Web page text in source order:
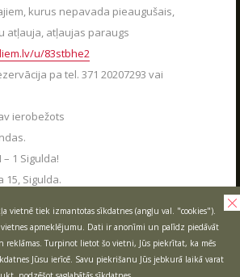
kurus nepavada pieaugušais,
atļauja, atļaujas paraugs
u/83stbhe2
pa tel. 371 20207293 vai
ierobežots
– 1 Sigulda!
15, Sigulda.
AIZVĒRT
LV RU EN
RĪKOJAM PASĀKUMUS ARĪ ZIEMĀ!
atpūtas parks strādā visu
vietnē tiek izmantotas sīkdatnes (angļu val. "cookies").
apmeklējumu. Dati ir anonīmi un palīdz piedāvāt
reklāmas. Turpinot lietot šo vietni, Jūs piekrītat, ka mēs
Jūsu ierīcē. Savu piekrišanu Jūs jebkurā laikā varat